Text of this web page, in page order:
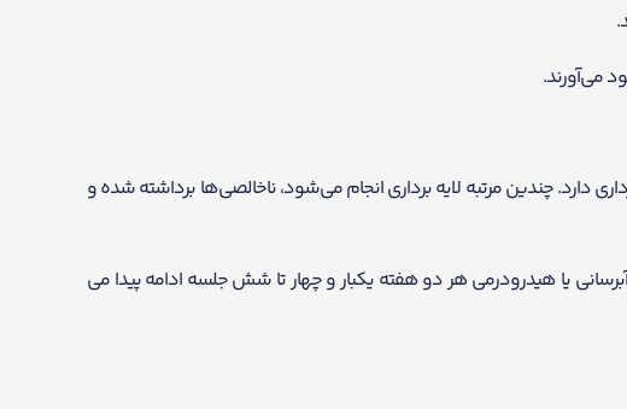
می‌آورند.
دارد. چندین مرتبه لایه برداری انجام می‌شود، ناخالصی‌ها برداشته شده و
یا هیدرودرمی هر دو هفته یکبار و چهار تا شش جلسه ادامه پیدا می